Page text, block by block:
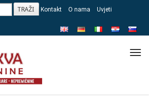
Kontakt O nama
Uvjeti